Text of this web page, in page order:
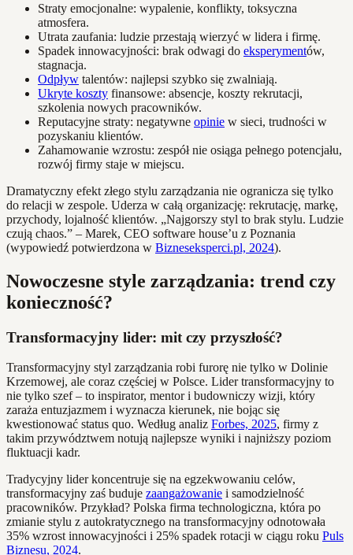
Straty emocjonalne: wypalenie, konflikty, toksyczna
atmosfera.
Utrata zaufania: ludzie przestają wierzyć w lidera i firmę.
Spadek innowacyjności: brak odwagi do eksperymentów,
stagnacja.
Odpływ talentów: najlepsi szybko się zwalniają.
Ukryte koszty finansowe: absencje, koszty rekrutacji,
szkolenia nowych pracowników.
Reputacyjne straty: negatywne opinie w sieci, trudności w
pozyskaniu klientów.
Zahamowanie wzrostu: zespół nie osiąga pełnego potencjału,
rozwój firmy staje w miejscu.
Dramatyczny efekt złego stylu zarządzania nie ogranicza się tylko
do relacji w zespole. Uderza w całą organizację: rekrutację, markę,
przychody, lojalność klientów. „Najgorszy styl to brak stylu. Ludzie
czują chaos.” – Marek, CEO software house’u z Poznania
(wypowiedź potwierdzona w Bizneseksperci.pl, 2024).
Nowoczesne style zarządzania: trend czy
konieczność?
Transformacyjny lider: mit czy przyszłość?
Transformacyjny styl zarządzania robi furorę nie tylko w Dolinie
Krzemowej, ale coraz częściej w Polsce. Lider transformacyjny to
nie tylko szef – to inspirator, mentor i budowniczy wizji, który
zaraża entuzjazmem i wyznacza kierunek, nie bojąc się
kwestionować status quo. Według analiz Forbes, 2025, firmy z
takim przywództwem notują najlepsze wyniki i najniższy poziom
fluktuacji kadr.
Tradycyjny lider koncentruje się na egzekwowaniu celów,
transformacyjny zaś buduje zaangażowanie i samodzielność
pracowników. Przykład? Polska firma technologiczna, która po
zmianie stylu z autokratycznego na transformacyjny odnotowała
35% wzrost innowacyjności i 25% spadek rotacji w ciągu roku Puls
Biznesu, 2024.